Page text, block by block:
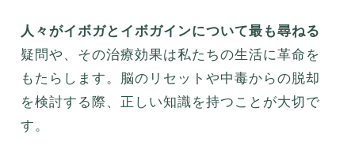
人々がイボガとイボガインについて最も尋ねる
疑問や、その治療効果は私たちの生活に革命を
もたらします。脳のリセットや中毒からの脱却
を検討する際、正しい知識を持つことが大切で
す。